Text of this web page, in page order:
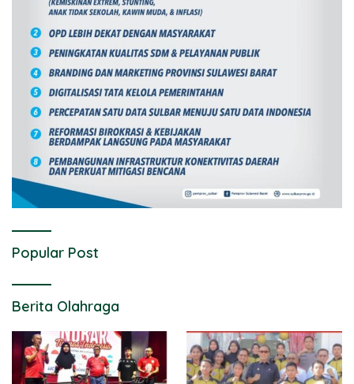
Popular Post
Berita Olahraga